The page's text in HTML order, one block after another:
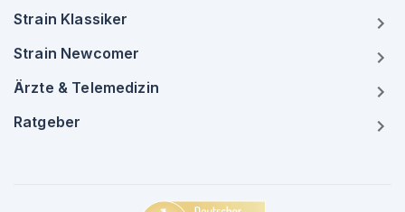
Strain Klassiker
Strain Newcomer
Ärzte & Telemedizin
Ratgeber